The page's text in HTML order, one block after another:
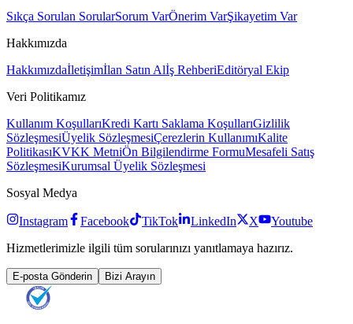
Sıkça Sorulan SorularSorum VarÖnerim VarŞikayetim Var
Hakkımızda
Hakkımızdaİletişimİlan Satın Alİş RehberiEditöryal Ekip
Veri Politikamız
Kullanım KoşullarıKredi Kartı Saklama KoşullarıGizlilik
SözleşmesiÜyelik SözleşmesiÇerezlerin KullanımıKalite
PolitikasıKVKK MetniÖn Bilgilendirme FormuMesafeli Satış
SözleşmesiKurumsal Üyelik Sözleşmesi
Sosyal Medya
Instagram Facebook TikTok LinkedIn X
Youtube
Hizmetlerimizle ilgili tüm sorularınızı yanıtlamaya hazırız.
E-posta Gönderin Bizi Arayın